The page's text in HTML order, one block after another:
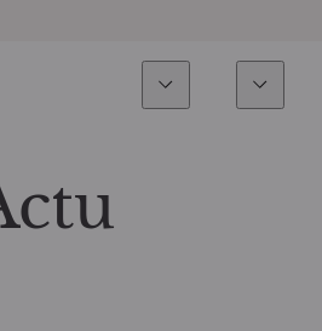
ActionsSélection de fonds